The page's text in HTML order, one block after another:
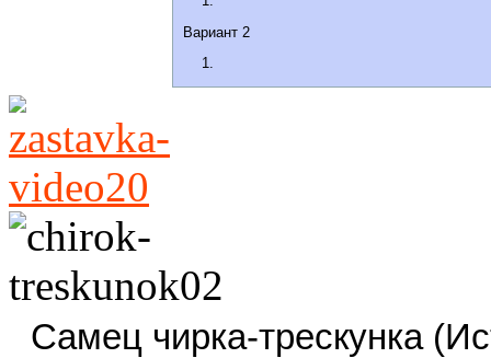
Вариант 2
Самец чирка-трескунка